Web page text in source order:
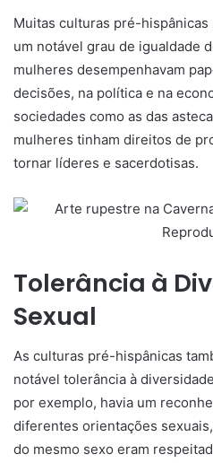
Muitas culturas pré-
um notável grau de igualdade
mulheres desempenhavam
decisões, na política e na
sociedades como as das
mulheres tinham direitos de
tornar líderes e sacerdotisas.
Tolerância à
Sexual
As culturas pré-hispânicas
notável tolerância à
por exemplo, havia um
diferentes orientações
do mesmo sexo eram